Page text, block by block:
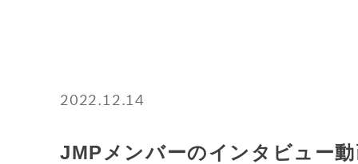
2022.12.14
JMPメンバーのインタビュー